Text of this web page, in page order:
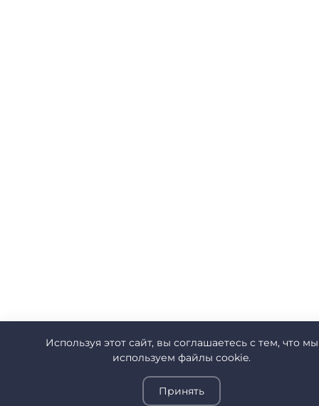
Используя этот сайт, вы соглашаетесь с тем, что мы
используем файлы cookie.
Принять